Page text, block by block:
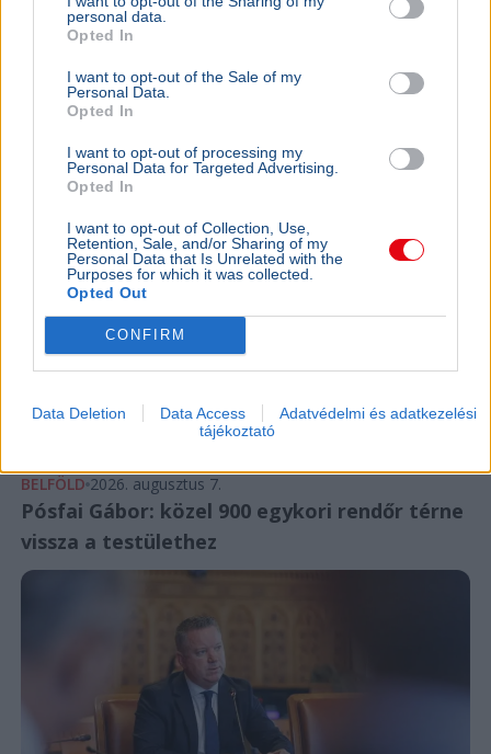
personal data.
Opted In
I want to opt-out of the Sale of my
Personal Data.
Opted In
I want to opt-out of processing my
Personal Data for Targeted Advertising.
Opted In
I want to opt-out of Collection, Use,
Retention, Sale, and/or Sharing of my
Personal Data that Is Unrelated with the
Purposes for which it was collected.
Opted Out
CONFIRM
Data Deletion Data Access
Adatvédelmi és adatkezelési
tájékoztató
Lázár János
Négy jelölt közül választhat a Magyar Tenisz Szövetség
új elnököt szeptember 26-án, Lázár János májusi
lemondása után.Bővebben...
Ajánljuk még
BELFÖLD 2026. augusztus 7.
Pósfai Gábor: közel 900 egykori rendőr térne
vissza a testülethez